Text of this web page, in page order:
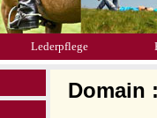
Lederpflege
Domain